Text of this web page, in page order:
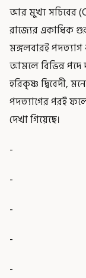
আর মুখ্য সচিবের
রাজ্যের একাধিক
মঙ্গলবারই
আমলে বিভিন্ন পদে
হরিকৃষ্ণ
পদত্যাগের পরই
দেখা গিয়েছে।
-
-
-
-
-